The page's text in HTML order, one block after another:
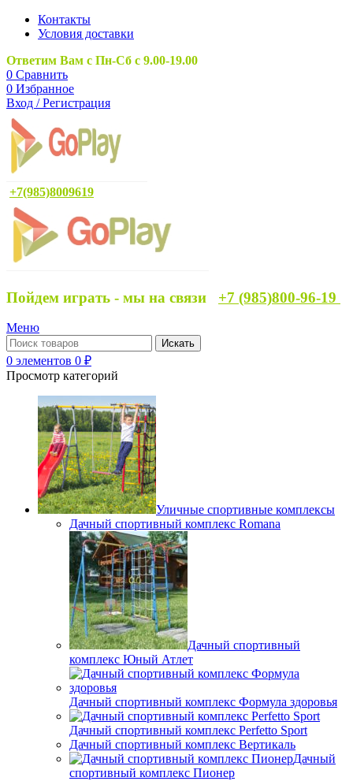
Контакты
Условия доставки
Ответим Вам с Пн-Сб с 9.00-19.00
0 Сравнить
0 Избранное
Вход / Регистрация
+7(985)8009619
Пойдем играть - мы на связи +7 (985)800-96-19
Меню
Искать
0 элементов 0 ₽
Просмотр категорий
Уличные спортивные комплексы
Дачный спортивный комплекс Romana
Дачный спортивный
комплекс Юный Атлет
Дачный спортивный комплекс Формула здоровья
Дачный спортивный комплекс Perfetto Sport
Дачный спортивный комплекс Вертикаль
Дачный
спортивный комплекс Пионер